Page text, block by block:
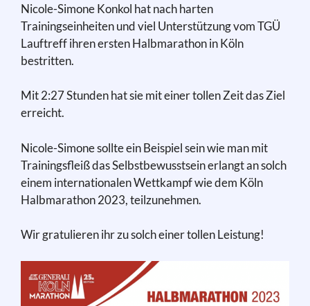
Nicole-Simone Konkol hat nach harten
Trainingseinheiten und viel Unterstützung vom TGÜ
Lauftreff ihren ersten Halbmarathon in Köln
bestritten.
Mit 2:27 Stunden hat sie mit einer tollen Zeit das Ziel
erreicht.
Nicole-Simone sollte ein Beispiel sein wie man mit
Trainingsfleiß das Selbstbewusstsein erlangt an solch
einem internationalen Wettkampf wie dem Köln
Halbmarathon 2023, teilzunehmen.
Wir gratulieren ihr zu solch einer tollen Leistung!